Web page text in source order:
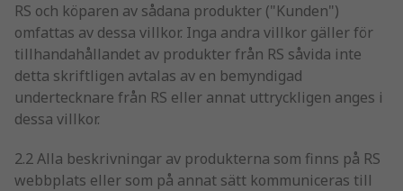
RS och köparen av sådana produkter ("Kunden")
omfattas av dessa villkor. Inga andra villkor gäller för
tillhandahållandet av produkter från RS såvida inte
detta skriftligen avtalas av en bemyndigad
undertecknare från RS eller annat uttryckligen anges i
dessa villkor.
2.2 Alla beskrivningar av produkterna som finns på RS
webbplats eller som på annat sätt kommuniceras till